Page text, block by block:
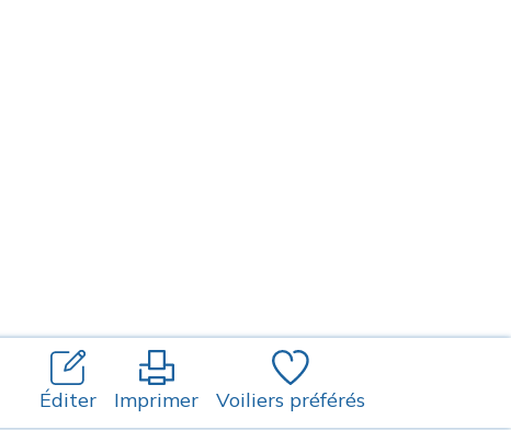
Éditer Imprimer Voiliers préférés